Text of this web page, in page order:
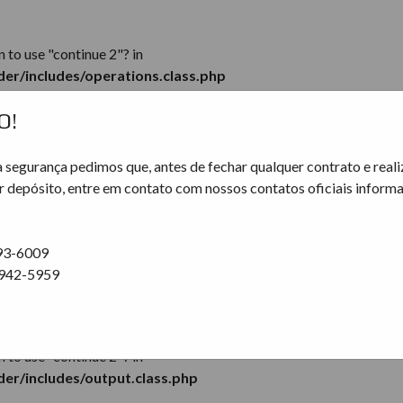
use "continue 2"? in
includes/operations.class.php
use "continue 2"? in
includes/operations.class.php
to use "continue 2"? in
includes/output.class.php
segurança pedimos que, antes de fechar qualquer contrato e
depósito, entre em contato com nossos contatos oficiais
6009
5959